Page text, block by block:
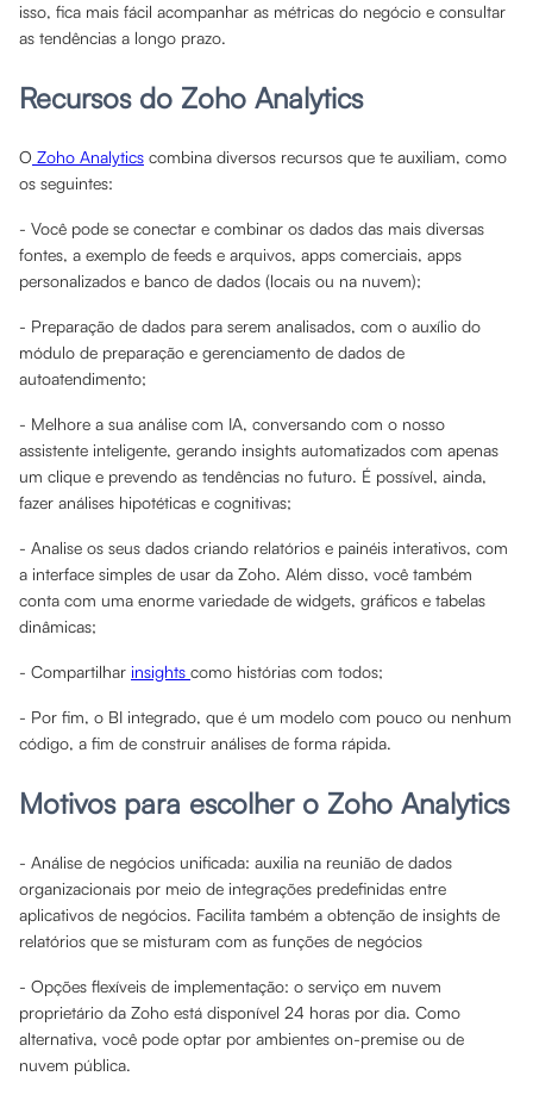
isso, fica mais fácil acompanhar as métricas do negócio e consultar
as tendências a longo prazo.
Recursos do Zoho Analytics
O Zoho Analytics combina diversos recursos que te auxiliam, como
os seguintes:
- Você pode se conectar e combinar os dados das mais diversas
fontes, a exemplo de feeds e arquivos, apps comerciais, apps
personalizados e banco de dados (locais ou na nuvem);
- Preparação de dados para serem analisados, com o auxílio do
módulo de preparação e gerenciamento de dados de
autoatendimento;
- Melhore a sua análise com IA, conversando com o nosso
assistente inteligente, gerando insights automatizados com apenas
um clique e prevendo as tendências no futuro. É possível, ainda,
fazer análises hipotéticas e cognitivas;
- Analise os seus dados criando relatórios e painéis interativos, com
a interface simples de usar da Zoho. Além disso, você também
conta com uma enorme variedade de widgets, gráficos e tabelas
dinâmicas;
- Compartilhar insights como histórias com todos;
- Por fim, o BI integrado, que é um modelo com pouco ou nenhum
código, a fim de construir análises de forma rápida.
Motivos para escolher o Zoho Analytics
- Análise de negócios unificada: auxilia na reunião de dados
organizacionais por meio de integrações predefinidas entre
aplicativos de negócios. Facilita também a obtenção de insights de
relatórios que se misturam com as funções de negócios
- Opções flexíveis de implementação: o serviço em nuvem
proprietário da Zoho está disponível 24 horas por dia. Como
alternativa, você pode optar por ambientes on-premise ou de
nuvem pública.